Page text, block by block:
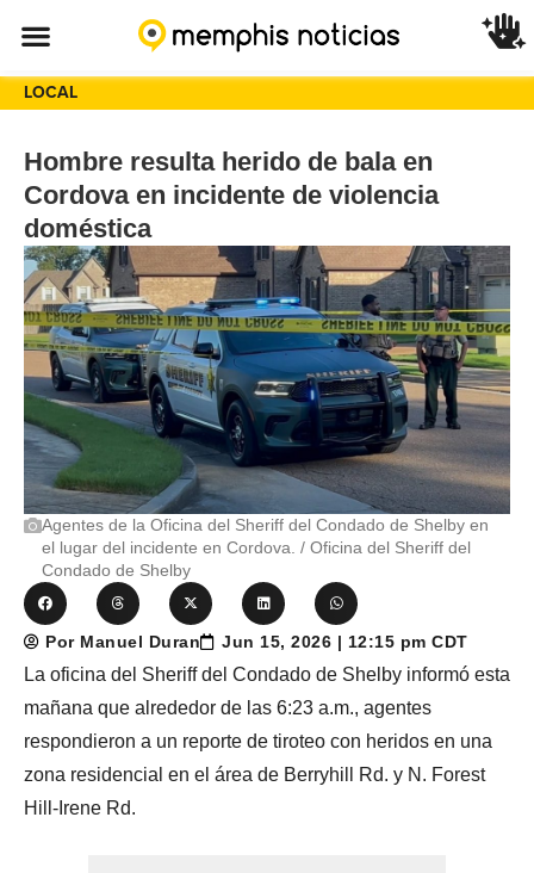
LOCAL
Hombre resulta herido de bala en
Cordova en incidente de violencia
doméstica
Agentes de la Oficina del Sheriff del Condado de Shelby en
el lugar del incidente en Cordova. / Oficina del Sheriff del
Condado de Shelby
Por Manuel Duran Jun 15, 2026 | 12:15 pm CDT
La oficina del Sheriff del Condado de Shelby informó esta
mañana que alrededor de las 6:23 a.m., agentes
respondieron a un reporte de tiroteo con heridos en una
zona residencial en el área de Berryhill Rd. y N. Forest
Hill-Irene Rd.